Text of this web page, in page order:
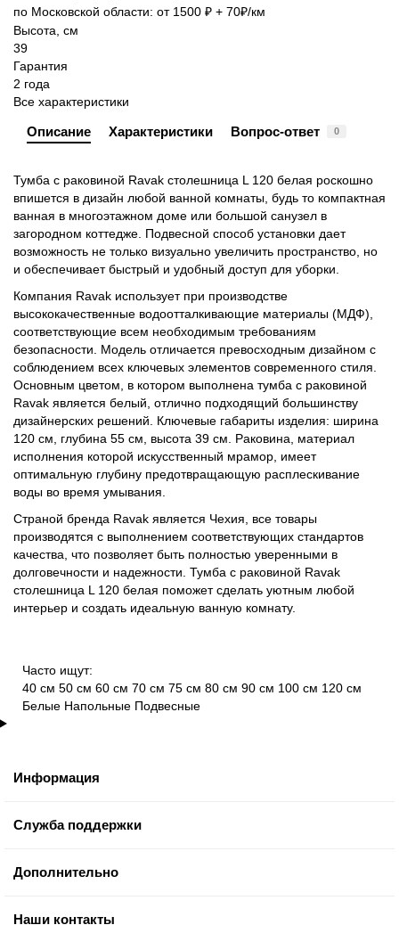
по Московской области: от 1500 ₽ + 70₽/км
Высота, см
39
Гарантия
2 года
Все характеристики
Описание Характеристики Вопрос-ответ 0
Тумба с раковиной Ravak столешница L 120 белая роскошно
впишется в дизайн любой ванной комнаты, будь то компактная
ванная в многоэтажном доме или большой санузел в
загородном коттедже. Подвесной способ установки дает
возможность не только визуально увеличить пространство, но
и обеспечивает быстрый и удобный доступ для уборки.
Компания Ravak использует при производстве
высококачественные водоотталкивающие материалы (МДФ),
соответствующие всем необходимым требованиям
безопасности. Модель отличается превосходным дизайном с
соблюдением всех ключевых элементов современного стиля.
Основным цветом, в котором выполнена тумба с раковиной
Ravak является белый, отлично подходящий большинству
дизайнерских решений. Ключевые габариты изделия: ширина
120 см, глубина 55 см, высота 39 см. Раковина, материал
исполнения которой искусственный мрамор, имеет
оптимальную глубину предотвращающую расплескивание
воды во время умывания.
Страной бренда Ravak является Чехия, все товары
производятся с выполнением соответствующих стандартов
качества, что позволяет быть полностью уверенными в
долговечности и надежности. Тумба с раковиной Ravak
столешница L 120 белая поможет сделать уютным любой
интерьер и создать идеальную ванную комнату.
Часто ищут:
40 см 50 см 60 см 70 см 75 см 80 см 90 см 100 см 120 см
Белые Напольные Подвесные
Информация
Служба поддержки
Дополнительно
Наши контакты